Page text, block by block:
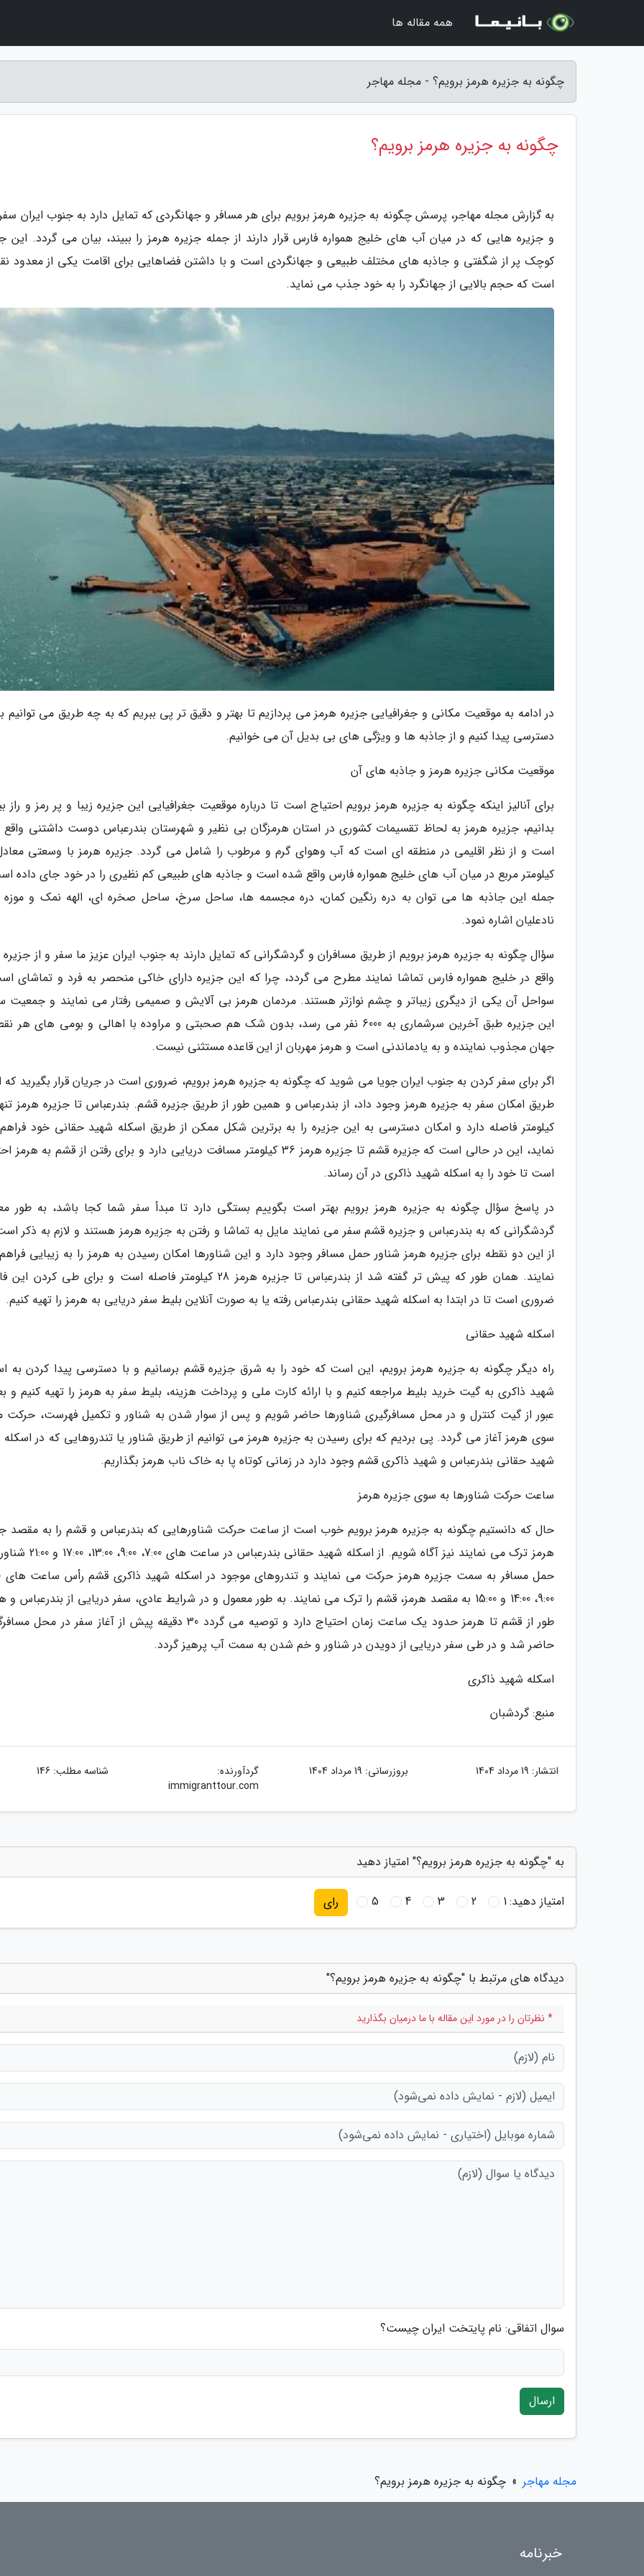
چگونه به جزیره هرمز برویم؟ - مجله مهاجر
چگونه به جزیره هرمز برویم؟
به گزارش مجله مهاجر، پرسش چگونه به جزیره هرمز برویم برای هر مسافر و جهانگردی که تمایل دارد به جنوب ایران
و جزیره هایی که در میان آب های خلیج همواره فارس قرار دارند از جمله جزیره هرمز را ببیند، بیان می گردد. این
کوچک پر از شگفتی و جاذبه های مختلف طبیعی و جهانگردی است و با داشتن فضاهایی برای اقامت یکی از معدود
است که حجم بالایی از جهانگرد را به خود جذب می نماید.
در ادامه به موقعیت مکانی و جغرافیایی جزیره هرمز می پردازیم تا بهتر و دقیق تر پی ببریم که به چه طریق می توانیم
دسترسی پیدا کنیم و از جاذبه ها و ویژگی های بی بدیل آن می خوانیم.
موقعیت مکانی جزیره هرمز و جاذبه های آن
برای آنالیز اینکه چگونه به جزیره هرمز برویم احتیاج است تا درباره موقعیت جغرافیایی این جزیره زیبا و پر رمز و راز
بدانیم، جزیره هرمز به لحاظ تقسیمات کشوری در استان هرمزگان بی نظیر و شهرستان بندرعباس دوست داشتنی
کیلومتر مربع در میان آب های خلیج همواره فارس واقع شده است و جاذبه های طبیعی کم نظیری را در خود جای داده
جمله این جاذبه ها می توان به دره رنگین کمان، دره مجسمه ها، ساحل سرخ، ساحل صخره ای، الهه نمک و موزه
نادعلیان اشاره نمود.
سؤال چگونه به جزیره هرمز برویم از طریق مسافران و گردشگرانی که تمایل دارند به جنوب ایران عزیز ما سفر و از
واقع در خلیج همواره فارس تماشا نمایند مطرح می گردد، چرا که این جزیره دارای خاکی منحصر به فرد و تماشای
سواحل آن یکی از دیگری زیباتر و چشم نوازتر هستند. مردمان هرمز بی آلایش و صمیمی رفتار می نمایند و جمعیت
این جزیره طبق آخرین سرشماری به 6000 نفر می رسد، بدون شک هم صحبتی و مراوده با اهالی و بومی های هر
جهان مجذوب نماینده و به یادماندنی است و هرمز مهربان از این قاعده مستثنی نیست.
اگر برای سفر کردن به جنوب ایران جویا می شوید که چگونه به جزیره هرمز برویم، ضروری است در جریان قرار بگیرید که
کیلومتر فاصله دارد و امکان دسترسی به این جزیره را به برترین شکل ممکن از طریق اسکله شهید حقانی خود
نماید، این در حالی است که جزیره قشم تا جزیره هرمز 36 کیلومتر مسافت دریایی دارد و برای رفتن از قشم به
است تا خود را به اسکله شهید ذاکری در آن رساند.
در پاسخ سؤال چگونه به جزیره هرمز برویم بهتر است بگوییم بستگی دارد تا مبدأ سفر شما کجا باشد، به طور
گردشگرانی که به بندرعباس و جزیره قشم سفر می نمایند مایل به تماشا و رفتن به جزیره هرمز هستند و لازم به ذکر
از این دو نقطه برای جزیره هرمز شناور حمل مسافر وجود دارد و این شناورها امکان رسیدن به هرمز را به زیبایی
نمایند. همان طور که پیش تر گفته شد از بندرعباس تا جزیره هرمز 28 کیلومتر فاصله است و برای طی
ضروری است تا در ابتدا به اسکله شهید حقانی بندرعباس رفته یا به صورت آنلاین بلیط سفر دریایی به هرمز را تهیه کنیم.
اسکله شهید حقانی
راه دیگر چگونه به جزیره هرمز برویم، این است که خود را به شرق جزیره قشم برسانیم و با دسترسی پیدا کردن به
شهید ذاکری به گیت خرید بلیط مراجعه کنیم و با ارائه کارت ملی و پرداخت هزینه، بلیط سفر به هرمز را تهیه کنیم و
عبور از گیت کنترل و در محل مسافرگیری شناورها حاضر شویم و پس از سوار شدن به شناور و تکمیل فهرست، حرکت
سوی هرمز آغاز می گردد. پی بردیم که برای رسیدن به جزیره هرمز می توانیم از طریق شناور یا تندروهایی که در
شهید حقانی بندرعباس و شهید ذاکری قشم وجود دارد در زمانی کوتاه پا به خاک ناب هرمز بگذاریم.
ساعت حرکت شناورها به سوی جزیره هرمز
حال که دانستیم چگونه به جزیره هرمز برویم خوب است از ساعت حرکت شناورهایی که بندرعباس و قشم را به مقصد
هرمز ترک می نمایند نیز آگاه شویم. از اسکله شهید حقانی
9:00، 14:00 و 15:00 به مقصد هرمز، قشم را ترک می نمایند. به طور معمول و در شرایط عادی، سفر دریایی از بندرعباس
طور از قشم تا هرمز حدود یک ساعت زمان احتیاج دارد و توصیه می گردد 30 دقیقه پیش از آغاز سفر در
حاضر شد و در طی سفر دریایی از دویدن در شناور و خم شدن به سمت آب پرهیز گردد.
اسکله شهید ذاکری
منبع: گردشبان
انتشار: 19 مرداد 1404 بروزرسانی: 19 مرداد 1404
گردآورنده:
immigranttour.com
شناسه مطلب: 146
به "چگونه به جزیره هرمز برویم؟" امتیاز دهید
امتیاز دهید:1
2
3
4
5 رای
دیدگاه های مرتبط با "چگونه به جزیره هرمز برویم؟"
* نظرتان را در مورد این مقاله با ما درمیان بگذارید
سوال اتفاقی: نام پایتخت ایران چیست؟
ارسال
مجله مهاجر » چگونه به جزیره هرمز برویم؟
همه مقاله ها
خبرنامه